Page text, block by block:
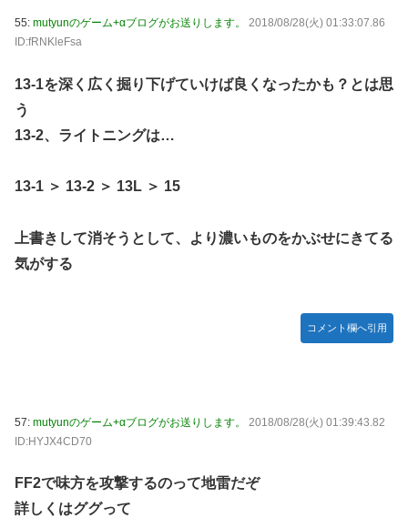
55: mutyunのゲーム+αブログがお送りします。
2018/08/28(火) 01:33:07.86
ID:fRNKleFsa
13-1を深く広く掘り下げていけば良くなったかも？とは思
う
13-2、ライトニングは…
13-1 ＞ 13-2 ＞ 13L ＞ 15
上書きして消そうとして、より濃いものをかぶせにきてる
気がする
コメント欄へ引用
57: mutyunのゲーム+αブログがお送りします。
2018/08/28(火) 01:39:43.82
ID:HYJX4CD70
FF2で味方を攻撃するのって地雷だぞ
詳しくはググって